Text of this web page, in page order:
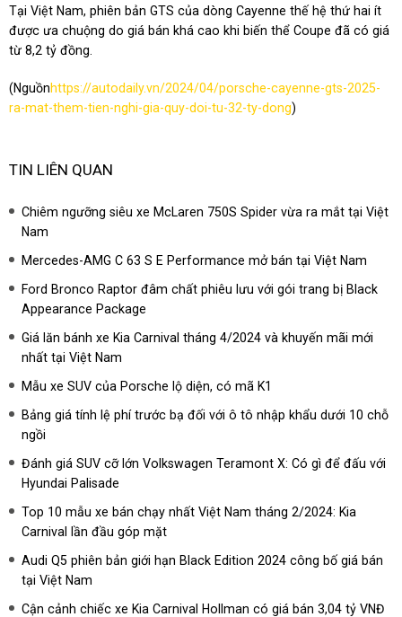
Tại Việt Nam, phiên bản GTS của dòng Cayenne thế hệ thứ hai ít
được ưa chuộng do giá bán khá cao khi biến thể Coupe đã có giá
từ 8,2 tỷ đồng.
(Nguồnhttps://autodaily.vn/2024/04/porsche-cayenne-gts-2025-
ra-mat-them-tien-nghi-gia-quy-doi-tu-32-ty-dong)
TIN LIÊN QUAN
Chiêm ngưỡng siêu xe McLaren 750S Spider vừa ra mắt tại Việt
Nam
Mercedes-AMG C 63 S E Performance mở bán tại Việt Nam
Ford Bronco Raptor đâm chất phiêu lưu với gói trang bị Black
Appearance Package
Giá lăn bánh xe Kia Carnival tháng 4/2024 và khuyến mãi mới
nhất tại Việt Nam
Mẫu xe SUV của Porsche lộ diện, có mã K1
Bảng giá tính lệ phí trước bạ đối với ô tô nhập khẩu dưới 10 chỗ
ngồi
Đánh giá SUV cỡ lớn Volkswagen Teramont X: Có gì để đấu với
Hyundai Palisade
Top 10 mẫu xe bán chạy nhất Việt Nam tháng 2/2024: Kia
Carnival lần đầu góp mặt
Audi Q5 phiên bản giới hạn Black Edition 2024 công bố giá bán
tại Việt Nam
Cận cảnh chiếc xe Kia Carnival Hollman có giá bán 3,04 tỷ VNĐ